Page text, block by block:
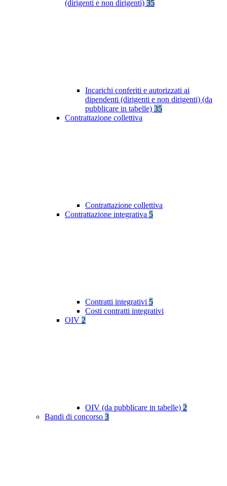
(dirigenti e non dirigenti) 35
Incarichi conferiti e autorizzati ai
dipendenti (dirigenti e non dirigenti) (da
pubblicare in tabelle) 35
Contrattazione collettiva
Contrattazione collettiva
Contrattazione integrativa 5
Contratti integrativi 5
Costi contratti integrativi
OIV 2
OIV (da pubblicare in tabelle) 2
Bandi di concorso 3